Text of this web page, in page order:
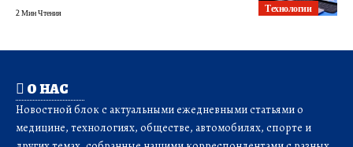
Технологии
2 Мин Чтения
О НАС
Новостной блок с актуальными ежедневными статьями о
медицине, технологиях, обществе, автомобилях, спорте и